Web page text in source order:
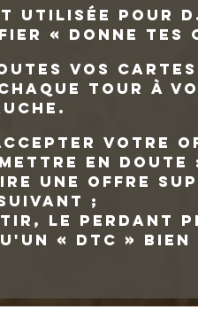
utilisée pour
« Donne Tes
vos cartes
tour à
votre
en doute
une offre
;
le perdant
« DTC » bien